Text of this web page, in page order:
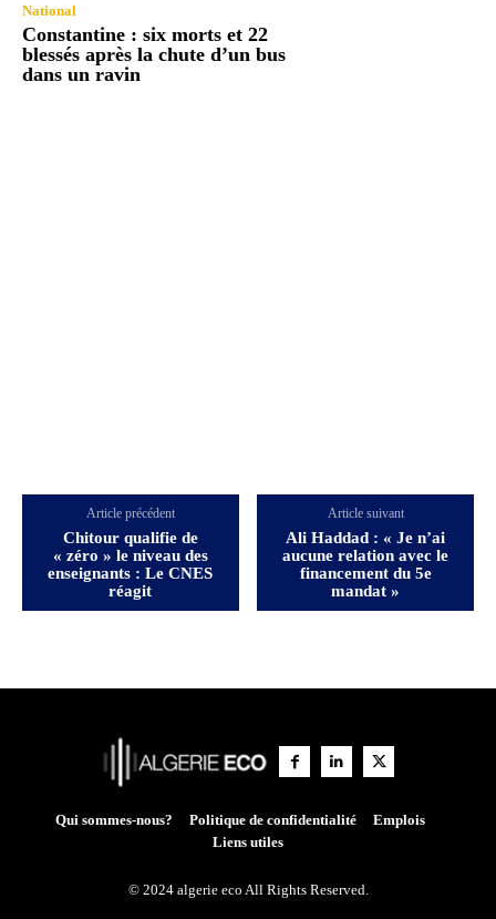
National
Constantine : six morts et 22
blessés après la chute d’un bus
dans un ravin
Article précédent
Chitour qualifie de
« zéro » le niveau des
enseignants : Le CNES
réagit
Article suivant
Ali Haddad : « Je n’ai
aucune relation avec le
financement du 5e
mandat »
Qui sommes-nous? Politique de confidentialité
Emplois
Liens utiles
© 2024 algerie eco All Rights Reserved.